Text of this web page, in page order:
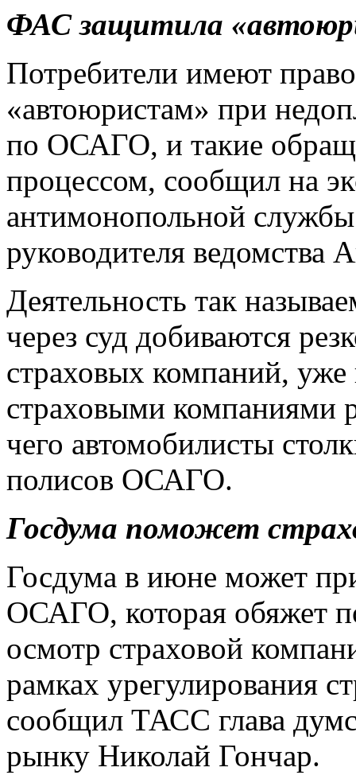
ФАС защитила
Потребители имеют
«автоюристам» при
по ОСАГО, и такие
процессом, сообщил на
антимонопольной
руководителя ведомства
Деятельность так
через суд добиваются
страховых компаний,
страховыми компаниями
чего автомобилисты
полисов ОСАГО.
Госдума поможет
Госдума в июне может
ОСАГО, которая обяжет
осмотр страховой
рамках урегулирования
сообщил ТАСС глава
рынку Николай Гончар.